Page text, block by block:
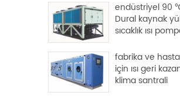
endüstriyel 90
Dural kaynak
sıcaklık ısı
fabrika ve
için ısı geri
klima santrali